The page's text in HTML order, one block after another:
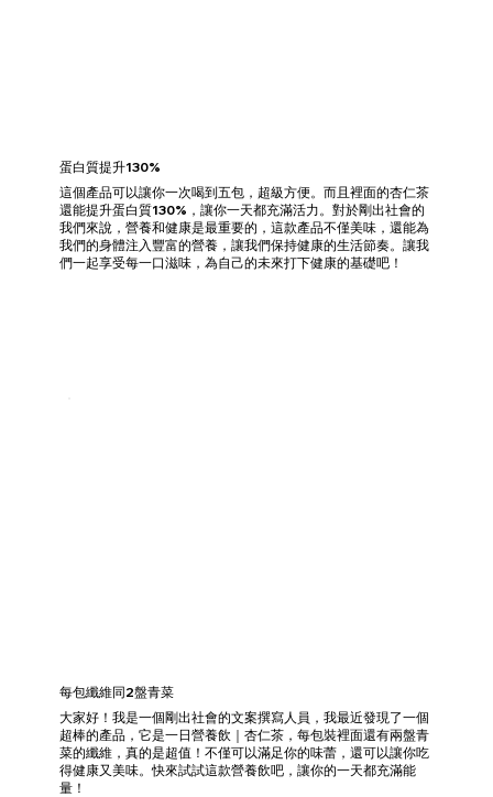
蛋白質提升130%
這個產品可以讓你一次喝到五包，超級方便。而且裡面的杏仁茶
還能提升蛋白質130%，讓你一天都充滿活力。對於剛出社會的
我們來說，營養和健康是最重要的，這款產品不僅美味，還能為
我們的身體注入豐富的營養，讓我們保持健康的生活節奏。讓我
們一起享受每一口滋味，為自己的未來打下健康的基礎吧！
每包纖維同2盤青菜
大家好！我是一個剛出社會的文案撰寫人員，我最近發現了一個
超棒的產品，它是一日營養飲｜杏仁茶，每包裝裡面還有兩盤青
菜的纖維，真的是超值！不僅可以滿足你的味蕾，還可以讓你吃
得健康又美味。快來試試這款營養飲吧，讓你的一天都充滿能
量！